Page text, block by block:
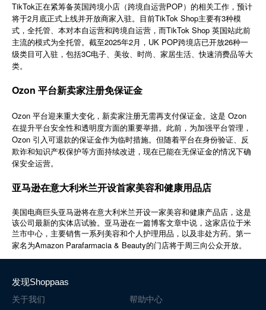
了解我们
简体中文
TikTok正在紧筹备英国跨境小店（跨境自运营POP）的相关工作，预计
将于2月底正式上线并开放商家入驻。目前TikTok Shop主要有3种模
式，全托管、本对本自运营和跨境自运营，而TikTok Shop 英国站此前
主流的模式为全托管。截至2025年2月，UK POP跨境店已开放26种一
级类目可入驻，包括3C电子、美妆、时尚、家居生活、快速消费品等大
类。
Ozon 平台新卖家注册免保证金
Ozon 平台迎来重大变化，新卖家注册无需再支付保证金。这是 Ozon
在提升平台安全性和透明度方面的重要举措。此前，为加强平台管理，
Ozon 引入可退款的保证金作为临时措施。但随着平台在身份验证、反
欺诈和知识产权保护等方面持续改进，现在已能在无保证金的情况下确
保安全运营。
亚马逊在意大利米兰开设首家美容和健康用品店
美国电商巨头亚马逊将在意大利米兰开设一家美容和健康产品店，这是
该公司最新的实体店试验。亚马逊在一篇博客文章中说，这家店位于米
兰市中心，主要销售一系列美容和个人护理用品，以及非处方药。第一
家名为Amazon Parafarmacia & Beauty的门店将于周三向公众开放。
发现Shoppaas
关于我们
帮助中心